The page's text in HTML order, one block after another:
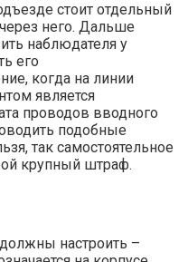
стоит отдельный
него. Дальше
наблюдателя у
его
когда на линии
является
проводов вводного
подобные
так самостоятельное
крупный штраф.
настроить –